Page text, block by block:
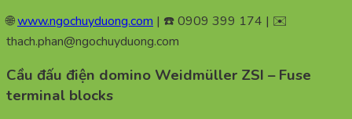
🌐www.ngochuyduong.com | ☎️ 0909 399 174 | ✉️
thach.phan@ngochuyduong.com
Cầu đấu điện domino Weidmüller ZSI – Fuse
terminal blocks